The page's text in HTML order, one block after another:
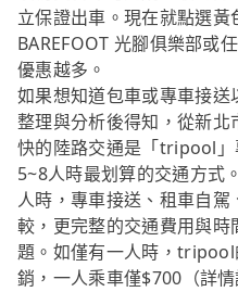
立保證出車。現在就點選黃
BAREFOOT 光腳俱樂部或
優惠越多。
如果想知道包車或專車接
整理與分析後得知，從新北
快的陸路交通是「tripool
5~8人時最划算的交通方式
人時，專車接送、租車自
較，更完整的交通費用與
題。如僅有一人時，
銷，一人乘車僅$700（詳